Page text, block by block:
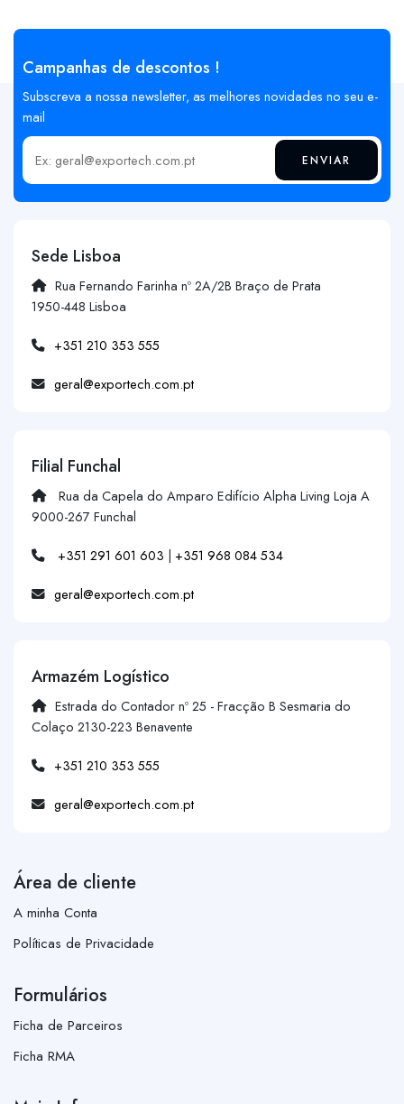
Campanhas de descontos !
Subscreva a nossa newsletter, as melhores novidades no seu e-
mail
Insira o seu email ENVIAR
Sede Lisboa
Rua Fernando Farinha nº 2A/2B Braço de Prata
1950-448 Lisboa
+351 210 353 555
geral@exportech.com.pt
Filial Funchal
Rua da Capela do Amparo Edifício Alpha Living Loja A
9000-267 Funchal
+351 291 601 603 | +351 968 084 534
geral@exportech.com.pt
Armazém Logístico
Estrada do Contador nº 25 - Fracção B Sesmaria do
Colaço 2130-223 Benavente
+351 210 353 555
geral@exportech.com.pt
Área de cliente
A minha Conta
Políticas de Privacidade
Formulários
Ficha de Parceiros
Ficha RMA